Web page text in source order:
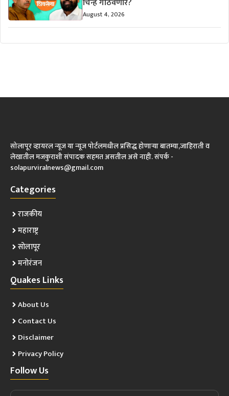
August 4, 2026
सोलापूर व्हायरल न्यूज या न्यूज पोर्टलमधील प्रसिद्ध होणाऱ्या बातम्या,जाहिराती व
लेखातील मजकुराशी संपादक सहमत असतील असे नाही. संपर्क -
solapurviralnews@gmail.com
Categories
राजकीय
महाराष्ट्र
सोलापूर
मनोरंजन
Quakes Links
About Us
Contact Us
Disclaimer
Privacy Policy
Follow Us